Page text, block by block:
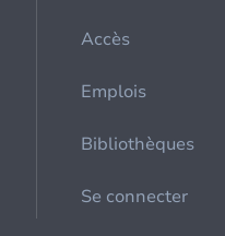
Accès
Emplois
Bibliothèques
Se connecter